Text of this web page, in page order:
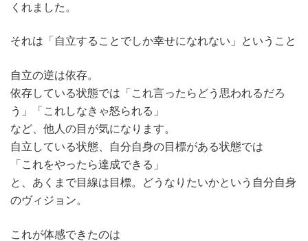
くれました。
それは「自立することでしか幸せになれない」ということ
自立の逆は依存。
依存している状態では「これ言ったらどう思われるだろ
う」「これしなきゃ怒られる」
など、他人の目が気になります。
自立している状態、自分自身の目標がある状態では
「これをやったら達成できる」
と、あくまで目線は目標。どうなりたいかという自分自身
のヴィジョン。
これが体感できたのは